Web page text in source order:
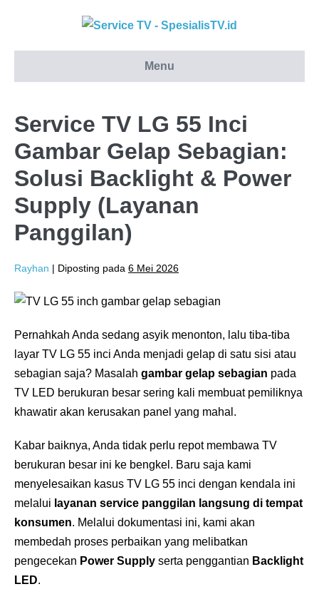
Menu
Service TV LG 55 Inci
Gambar Gelap Sebagian:
Solusi Backlight & Power
Supply (Layanan
Panggilan)
Rayhan | Diposting pada 6 Mei 2026
Pernahkah Anda sedang asyik menonton, lalu tiba-tiba
layar TV LG 55 inci Anda menjadi gelap di satu sisi atau
sebagian saja? Masalah gambar gelap sebagian pada
TV LED berukuran besar sering kali membuat pemiliknya
khawatir akan kerusakan panel yang mahal .
Kabar baiknya, Anda tidak perlu repot membawa TV
berukuran besar ini ke bengkel. Baru saja kami
menyelesaikan kasus TV LG 55 inci dengan kendala ini
melalui layanan service panggilan langsung di tempat
konsumen. Melalui dokumentasi ini, kami akan
membedah proses perbaikan yang melibatkan
pengecekan Power Supply serta penggantian Backlight
LED.